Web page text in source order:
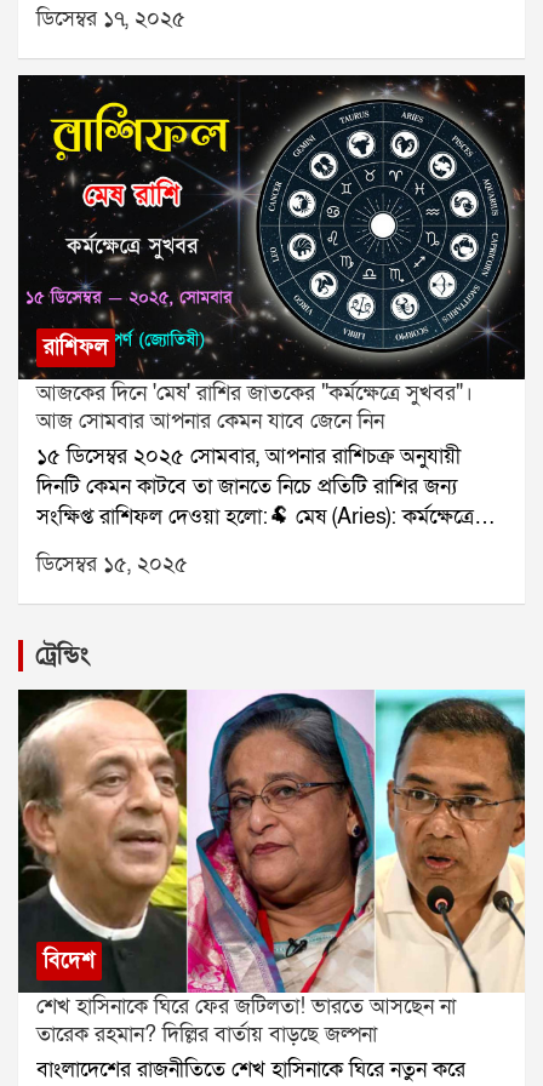
মিথুন (Gemini): সিদ্ধান্ত নিতে হবে।🦀 কর্কট (Cancer):
রোগ প্রতিরোধে সতর্কতা।🦁 সিংহ (Leo): অর্থপ্রাপ্তি।🌾 কন্যা
(Virgo): সম্পর্কের উষ্ণতা।⚖️ তুলা (Libra): ভ্রমণ নিশ্চিত।🦂
বৃশ্চিক (Scorpio): পাওনা মিলবে।🏹 ধনু (Sagittarius):
কাজ দ্রুত এগোবে।🐐 মকর (Capricorn): কথায় সতর্ক।🌊
কুম্ভ (Aquarius): বন্ধু উপকার করবে।🐟 মীন (Pisces):
কাগজপত্রে সাফল্য।যে কোনও সমস্যার স্থায়ী সমাধানের জন্য
যোগাযোগ করুনঃ শ্রী সূপর্ণ (জ্যোতিষী)যোগাযোগঃ
৯৮৩০০৬৫২৪০, ওয়েবসাইটঃ www.srisuparna.com
ডিসেম্বর ১৭, ২০২৫
রাশিফল
আজকের দিনে 'মেষ' রাশির জাতকের "কর্মক্ষেত্রে সুখবর"।
আজ সোমবার আপনার কেমন যাবে জেনে নিন
১৫ ডিসেম্বর ২০২৫ সোমবার, আপনার রাশিচক্র অনুযায়ী
দিনটি কেমন কাটবে তা জানতে নিচে প্রতিটি রাশির জন্য
সংক্ষিপ্ত রাশিফল দেওয়া হলো:🐏 মেষ (Aries): কর্মক্ষেত্রে
সুখবর।🐂 বৃষ (Taurus): পরিবারের দায়িত্ব।👥 মিথুন
(Gemini): সৃজনশীল কাজে সাফল্য।🦀 কর্কট (Cancer):
ক্লান্তি বাড়বে।🦁 সিংহ (Leo): আর্থিক লাভ।🌾 কন্যা (Virgo):
প্রেমে স্বস্তি।⚖️ তুলা (Libra): ভ্রমণের প্রস্তুতি।🦂 বৃশ্চিক
(Scorpio): অর্থ ফেরত সম্ভাবনা।🏹 ধনু (Sagittarius): কাজ
সফল।🐐 মকর (Capricorn): ভুল বোঝাবুঝি দূর।🌊 কুম্ভ
(Aquarius): সহায়তা মিলবে।🐟 মীন (Pisces): নথিপত্র
ভালো যাবে।যে কোনও সমস্যার স্থায়ী সমাধানের জন্য
যোগাযোগ করুনঃ শ্রী সূপর্ণ (জ্যোতিষী)যোগাযোগঃ
৯৮৩০০৬৫২৪০, ওয়েবসাইটঃ www.srisuparna.com
ডিসেম্বর ১৫, ২০২৫
ট্রেন্ডিং
বিদেশ
শেখ হাসিনাকে ঘিরে ফের জটিলতা! ভারতে আসছেন না
তারেক রহমান? দিল্লির বার্তায় বাড়ছে জল্পনা
বাংলাদেশের রাজনীতিতে শেখ হাসিনাকে ঘিরে নতুন করে